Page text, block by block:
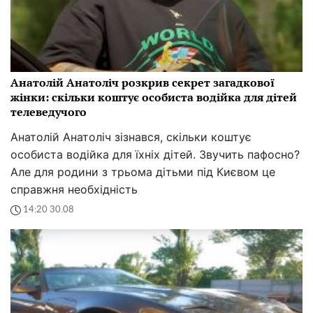
Анатолій Анатоліч розкрив секрет загадкової
жінки: скільки коштує особиста водійка для дітей
телеведучого
Анатолій Анатоліч зізнався, скільки коштує
особиста водійка для їхніх дітей. Звучить пафосно?
Але для родини з трьома дітьми під Києвом це
справжня необхідність
14:20 30.08